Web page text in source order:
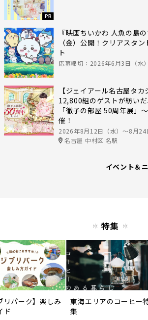
PR
『映画ちいかわ 人魚の島
（金）公開！クリアスタ
ト
応募締切：2026年6月3日（水
【ジェイアール名古屋タ
12,800組のゲストが紡いだ
「徹子の部屋 50周年展」
催！
2026年8月12日（水）〜8月24
名古屋 中村区 名駅
イベント＆
特集
リパーク】楽しみ
ド
東海エリアのコーヒー
集